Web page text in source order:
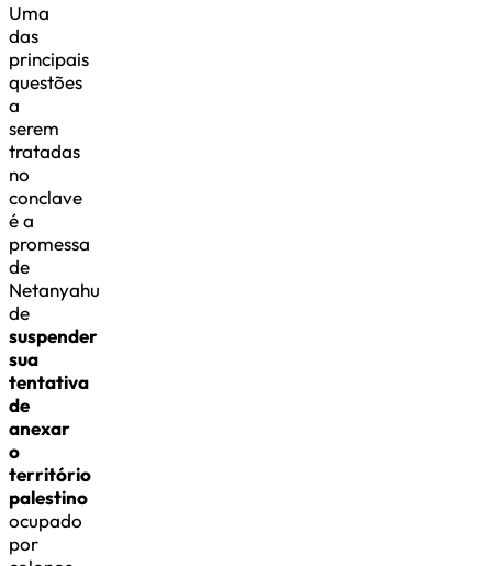
Uma
das
principais
questões
a
serem
tratadas
no
conclave
é a
promessa
de
Netanyahu
de
suspender
sua
tentativa
de
anexar
o
território
palestino
ocupado
por